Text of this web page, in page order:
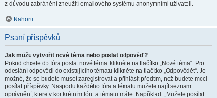
z důvodu zabránění zneužití emailového systému anonymními uživateli.
Nahoru
Psaní příspěvků
Jak můžu vytvořit nové téma nebo poslat odpověď?
Pokud chcete do fóra poslat nové téma, klikněte na tlačítko „Nové téma“. Pro
odeslání odpovědi do existujícího tématu klikněte na tlačítko „Odpovědět“. Je
možné, že se budete muset zaregistrovat a přihlásit předtím, než budete moci
posílat příspěvky. Naspodu každého fóra a tématu můžete najít seznam
oprávnění, které v konkrétním fóru a tématu máte. Například: „Můžete posílat